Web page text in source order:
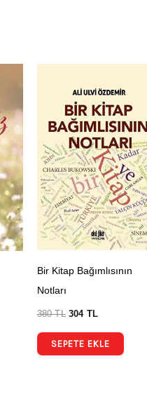
Bir Kitap Bağımlısının
Notları
380TL 304 TL
SEPETE EKLE